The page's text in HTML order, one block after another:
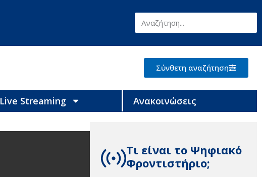
Σύνθετη αναζήτηση
Live Streaming Ανακοινώσεις
Τι είναι το Ψηφιακό
Φροντιστήριο;